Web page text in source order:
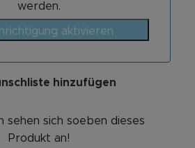
werden.
aktivieren
hinzufügen
sehen sich soeben dieses
Produkt an!